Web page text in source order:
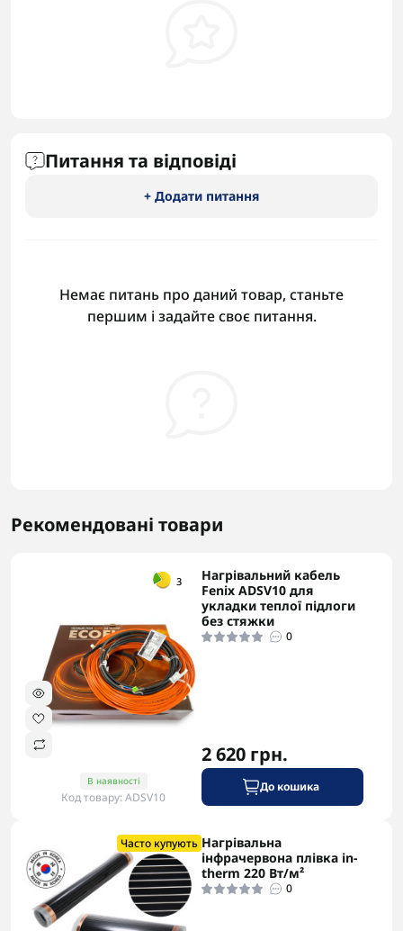
Питання та відповіді
+ Додати питання
Немає питань про даний товар, станьте
першим і задайте своє питання.
Рекомендовані товари
3
-5% в корзині
В наявності
Код товару: ADSV10
Нагрівальний кабель
Fenix ADSV10 для
укладки теплої підлоги
без стяжки
0
2 620 грн.
До кошика
Часто купують Нагрівальна
інфрачервона плівка in-
therm 220 Вт/м²
0